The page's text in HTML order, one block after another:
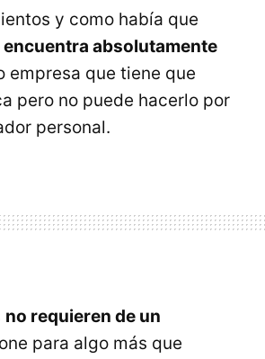
y como había que
encuentra absolutamente
empresa que tiene que
pero no puede hacerlo por
personal.
no requieren de un
para algo más que